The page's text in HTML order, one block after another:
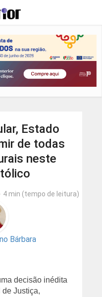
Estado
de todas
neste
4 min (tempo de leitura)
Bárbara
decisão inédita
Justiça,